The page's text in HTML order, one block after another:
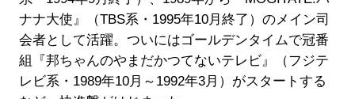
ナナ大使』（TBS系・1995年10月終了）のメイン司
会者として活躍。ついにはゴールデンタイムで冠番
組『邦ちゃんのやまだかつてないテレビ』（フジテ
レビ系・1989年10月～1992年3月）がスタートする